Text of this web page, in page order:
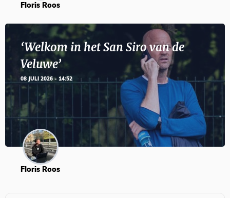
Floris Roos
‘Welkom in het San Siro van de
Veluwe’
08 JULI 2026 - 14:52
Floris Roos